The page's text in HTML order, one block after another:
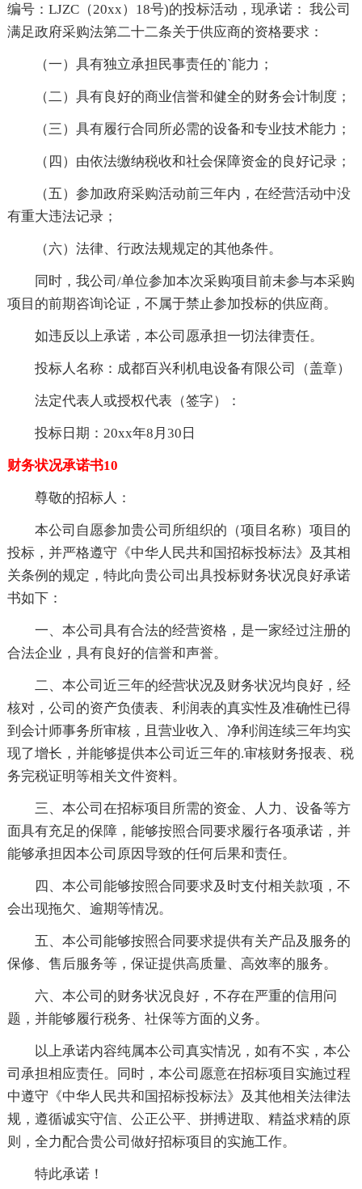
编号：LJZC（20xx）18号)的投标活动，现承诺： 我公司
满足政府采购法第二十二条关于供应商的资格要求：
（一）具有独立承担民事责任的`能力；
（二）具有良好的商业信誉和健全的财务会计制度；
（三）具有履行合同所必需的设备和专业技术能力；
（四）由依法缴纳税收和社会保障资金的良好记录；
（五）参加政府采购活动前三年内，在经营活动中没
有重大违法记录；
（六）法律、行政法规规定的其他条件。
同时，我公司/单位参加本次采购项目前未参与本采购
项目的前期咨询论证，不属于禁止参加投标的供应商。
如违反以上承诺，本公司愿承担一切法律责任。
投标人名称：成都百兴利机电设备有限公司（盖章）
法定代表人或授权代表（签字）：
投标日期：20xx年8月30日
财务状况承诺书10
尊敬的招标人：
本公司自愿参加贵公司所组织的（项目名称）项目的
投标，并严格遵守《中华人民共和国招标投标法》及其相
关条例的规定，特此向贵公司出具投标财务状况良好承诺
书如下：
一、本公司具有合法的经营资格，是一家经过注册的
合法企业，具有良好的信誉和声誉。
二、本公司近三年的经营状况及财务状况均良好，经
核对，公司的资产负债表、利润表的真实性及准确性已得
到会计师事务所审核，且营业收入、净利润连续三年均实
现了增长，并能够提供本公司近三年的.审核财务报表、税
务完税证明等相关文件资料。
三、本公司在招标项目所需的资金、人力、设备等方
面具有充足的保障，能够按照合同要求履行各项承诺，并
能够承担因本公司原因导致的任何后果和责任。
四、本公司能够按照合同要求及时支付相关款项，不
会出现拖欠、逾期等情况。
五、本公司能够按照合同要求提供有关产品及服务的
保修、售后服务等，保证提供高质量、高效率的服务。
六、本公司的财务状况良好，不存在严重的信用问
题，并能够履行税务、社保等方面的义务。
以上承诺内容纯属本公司真实情况，如有不实，本公
司承担相应责任。同时，本公司愿意在招标项目实施过程
中遵守《中华人民共和国招标投标法》及其他相关法律法
规，遵循诚实守信、公正公平、拼搏进取、精益求精的原
则，全力配合贵公司做好招标项目的实施工作。
特此承诺！